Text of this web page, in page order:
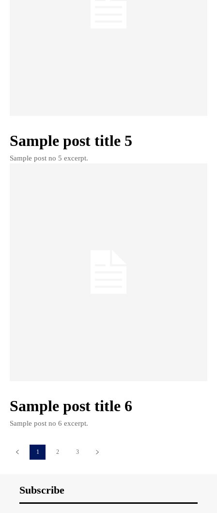
Sample post title 5
Sample post no 5 excerpt.
Sample post title 6
Sample post no 6 excerpt.
1 2 3
Subscribe